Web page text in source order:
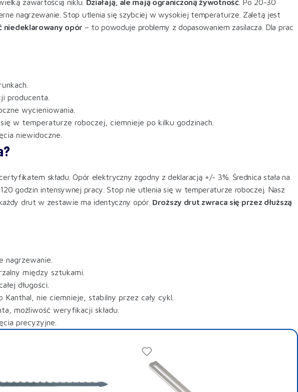
zawartością niklu. Działają, ale mają ograniczoną żywotność. Po 20-30
nagrzewanie. Stop utlenia się szybciej w wysokiej temperaturze. Zaletą jest
niedeklarowany opór – to powoduje problemy z dopasowaniem zasilacza. Dla prac
producenta.
wycieniowania.
w temperaturze roboczej, ciemnieje po kilku godzinach.
niewidoczne.
składu. Opór elektryczny zgodny z deklaracją +/- 3%. Średnica stała na
godzin intensywnej pracy. Stop nie utlenia się w temperaturze roboczej. Nasz
drut w zestawie ma identyczny opór. Droższy drut zwraca się przez dłuższą
między sztukami.
długości.
Kanthal, nie ciemnieje, stabilny przez cały cykl.
możliwość weryfikacji składu.
precyzyjne.